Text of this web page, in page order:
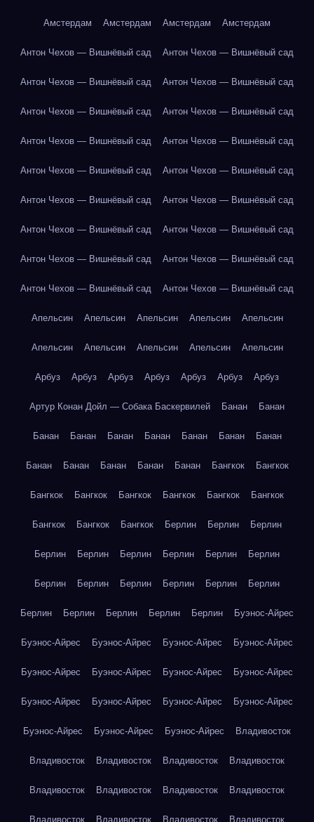
Амстердам Амстердам Амстердам Амстердам
Антон Чехов — Вишнёвый сад Антон Чехов — Вишнёвый сад
Антон Чехов — Вишнёвый сад Антон Чехов — Вишнёвый сад
Антон Чехов — Вишнёвый сад Антон Чехов — Вишнёвый сад
Антон Чехов — Вишнёвый сад Антон Чехов — Вишнёвый сад
Антон Чехов — Вишнёвый сад Антон Чехов — Вишнёвый сад
Антон Чехов — Вишнёвый сад Антон Чехов — Вишнёвый сад
Антон Чехов — Вишнёвый сад Антон Чехов — Вишнёвый сад
Антон Чехов — Вишнёвый сад Антон Чехов — Вишнёвый сад
Антон Чехов — Вишнёвый сад Антон Чехов — Вишнёвый сад
Апельсин Апельсин Апельсин Апельсин Апельсин
Апельсин Апельсин Апельсин Апельсин Апельсин
Арбуз Арбуз Арбуз Арбуз Арбуз Арбуз Арбуз
Артур Конан Дойл — Собака Баскервилей Банан Банан
Банан Банан Банан Банан Банан Банан Банан
Банан Банан Банан Банан Банан Бангкок Бангкок
Бангкок Бангкок Бангкок Бангкок Бангкок Бангкок
Бангкок Бангкок Бангкок Берлин Берлин Берлин
Берлин Берлин Берлин Берлин Берлин Берлин
Берлин Берлин Берлин Берлин Берлин Берлин
Берлин Берлин Берлин Берлин Берлин Буэнос-Айрес
Буэнос-Айрес Буэнос-Айрес Буэнос-Айрес Буэнос-Айрес
Буэнос-Айрес Буэнос-Айрес Буэнос-Айрес Буэнос-Айрес
Буэнос-Айрес Буэнос-Айрес Буэнос-Айрес Буэнос-Айрес
Буэнос-Айрес Буэнос-Айрес Буэнос-Айрес Владивосток
Владивосток Владивосток Владивосток Владивосток
Владивосток Владивосток Владивосток Владивосток
Владивосток Владивосток Владивосток Владивосток